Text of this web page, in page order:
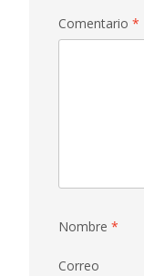
Comentario *
Nombre *
Correo